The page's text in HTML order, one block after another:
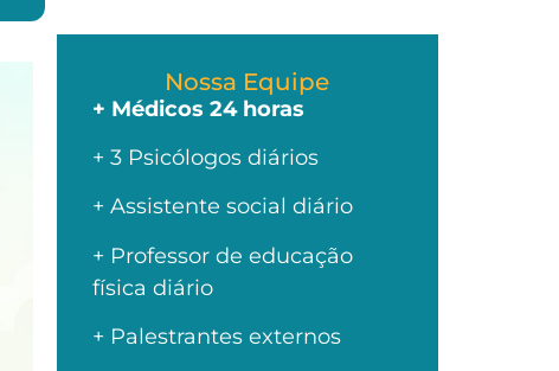
Nossa Equipe
+ Médicos 24 horas
+ 3 Psicólogos diários
+ Assistente social diário
+ Professor de educação
física diário
+ Palestrantes externos